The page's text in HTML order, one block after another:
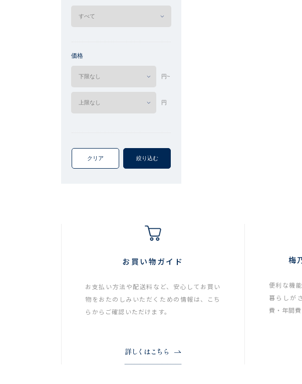
価格
円~
円
クリア 絞り込む
お買い物ガイド
お支払い方法や配送料など、安心してお買い
物をおたのしみいただくための情報は、こち
らからご確認いただけます。
詳しくはこちら
梅
便利な機
暮らしが
費・年間